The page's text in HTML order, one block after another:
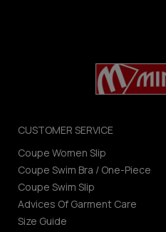
CUSTOMER SERVICE
Coupe Women Slip
Coupe Swim Bra / One-Piece
Coupe Swim Slip
Advices Of Garment Care
Size Guide